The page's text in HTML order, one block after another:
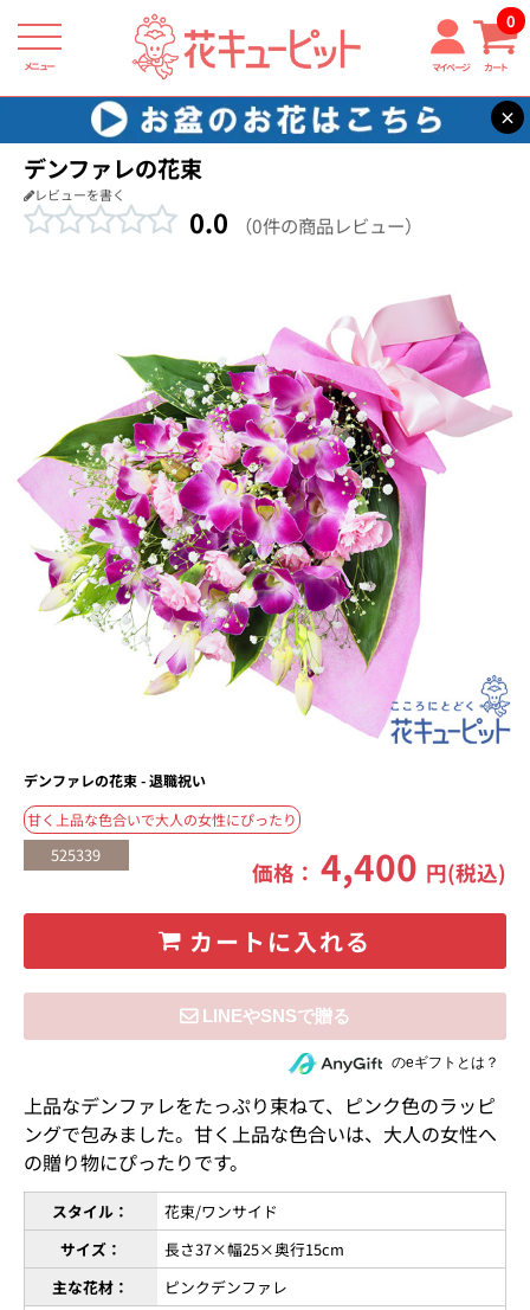
メニュー マイページ カート
0
×
花キューピット 退職祝い 【退職祝い】デンファレの花束
デンファレの花束
レビューを書く
0.0 （0件の商品レビュー）
デンファレの花束 - 退職祝い
甘く上品な色合いで大人の女性にぴったり
525339
価格：4,400 円(税込)
カートに入れる
住所を知らない相手にeギフトで贈るのeギフトとは？
上品なデンファレをたっぷり束ねて、ピンク色のラッピ
ングで包みました。甘く上品な色合いは、大人の女性へ
の贈り物にぴったりです。
スタイル：
花束/ワンサイド
サイズ：
長さ37×幅25×奥行15cm
主な花材：
ピンクデンファレ